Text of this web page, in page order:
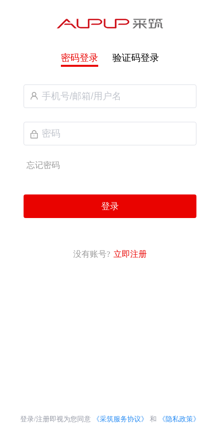
密码登录 验证码登录
忘记密码
登录
没有账号? 立即注册
登录/注册即视为您同意 《采筑服务协议》 和 《隐私政策》